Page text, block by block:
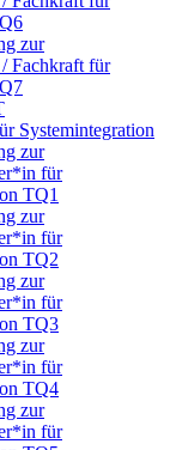
zur
Fachkraft für
Systemintegration
zur
für
TQ1
zur
für
TQ2
zur
für
TQ3
zur
für
TQ4
zur
für